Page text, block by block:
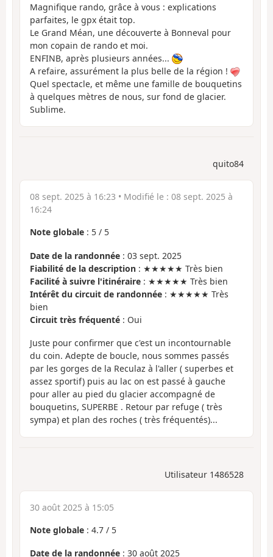
Magnifique rando, grâce à vous : explications
parfaites, le gpx était top.
Le Grand Méan, une découverte à Bonneval pour
mon copain de rando et moi.
ENFINB, après plusieurs années...
A refaire, assurément la plus belle de la région !
Quel spectacle, et même une famille de bouquetins
à quelques mètres de nous, sur fond de glacier.
Sublime.
quito84
08 sept. 2025 à 16:23 • Modifié le : 08 sept. 2025 à
16:24
Note globale : 5 / 5
Date de la randonnée : 03 sept. 2025
Fiabilité de la description : ★★★★★ Très bien
Facilité à suivre l'itinéraire : ★★★★★ Très bien
Intérêt du circuit de randonnée : ★★★★★ Très
bien
Circuit très fréquenté : Oui
Juste pour confirmer que c'est un incontournable
du coin. Adepte de boucle, nous sommes passés
par les gorges de la Reculaz à l'aller ( superbes et
assez sportif) puis au lac on est passé à gauche
pour aller au pied du glacier accompagné de
bouquetins, SUPERBE . Retour par refuge ( très
sympa) et plan des roches ( très fréquentés)...
Utilisateur 1486528
30 août 2025 à 15:05
Note globale : 4.7 / 5
Date de la randonnée : 30 août 2025